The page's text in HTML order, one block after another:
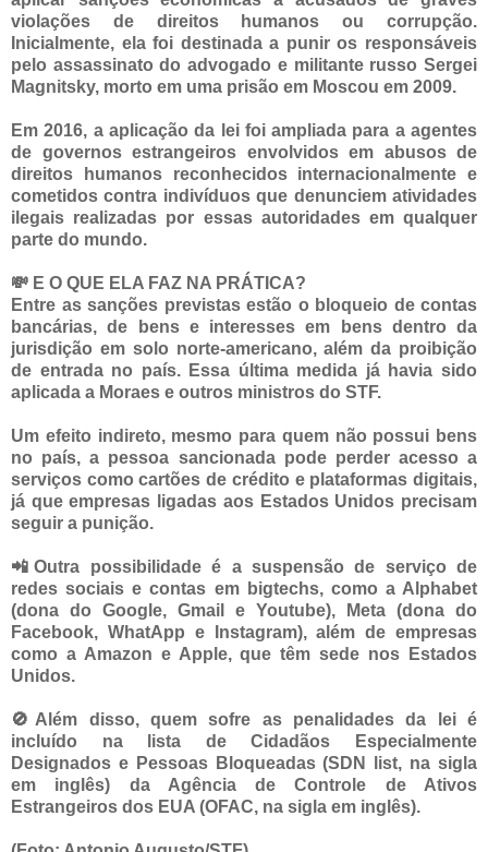
violações de direitos humanos ou corrupção.
Inicialmente, ela foi destinada a punir os responsáveis
pelo assassinato do advogado e militante russo Sergei
Magnitsky, morto em uma prisão em Moscou em 2009.
Em 2016, a aplicação da lei foi ampliada para a agentes
de governos estrangeiros envolvidos em abusos de
direitos humanos reconhecidos internacionalmente e
cometidos contra indivíduos que denunciem atividades
ilegais realizadas por essas autoridades em qualquer
parte do mundo.
💸 E O QUE ELA FAZ NA PRÁTICA?
Entre as sanções previstas estão o bloqueio de contas
bancárias, de bens e interesses em bens dentro da
jurisdição em solo norte-americano, além da proibição
de entrada no país. Essa última medida já havia sido
aplicada a Moraes e outros ministros do STF.
Um efeito indireto, mesmo para quem não possui bens
no país, a pessoa sancionada pode perder acesso a
serviços como cartões de crédito e plataformas digitais,
já que empresas ligadas aos Estados Unidos precisam
seguir a punição.
📲Outra possibilidade é a suspensão de serviço de
redes sociais e contas em bigtechs, como a Alphabet
(dona do Google, Gmail e Youtube), Meta (dona do
Facebook, WhatApp e Instagram), além de empresas
como a Amazon e Apple, que têm sede nos Estados
Unidos.
🚫Além disso, quem sofre as penalidades da lei é
incluído na lista de Cidadãos Especialmente
Designados e Pessoas Bloqueadas (SDN list, na sigla
em inglês) da Agência de Controle de Ativos
Estrangeiros dos EUA (OFAC, na sigla em inglês).